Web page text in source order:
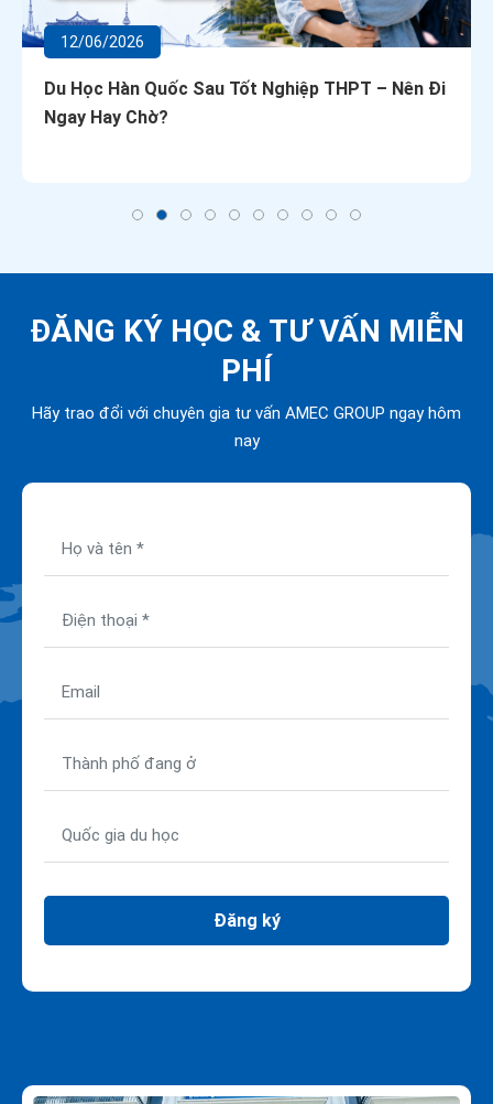
12/06/2026
Du Học Hàn Quốc Sau Tốt Nghiệp THPT – Nên Đi
Ngay Hay Chờ?
ĐĂNG KÝ HỌC & TƯ VẤN MIỄN
PHÍ
Hãy trao đổi với chuyên gia tư vấn AMEC GROUP ngay hôm
nay
Đăng ký